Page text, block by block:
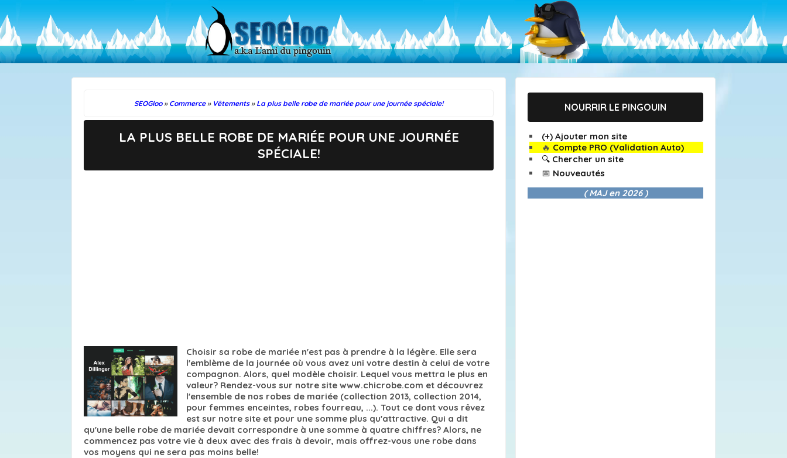
SEOGloo » Commerce » Vêtements » La plus belle robe de mariée pour une journée spéciale!
LA PLUS BELLE ROBE DE MARIÉE POUR UNE JOURNÉE
SPÉCIALE!
Choisir sa robe de mariée n'est pas à prendre à la légère. Elle sera
l'emblème de la journée où vous avez uni votre destin à celui de votre
compagnon. Alors, quel modèle choisir. Lequel vous mettra le plus en
valeur? Rendez-vous sur notre site www.chicrobe.com et découvrez
l'ensemble de nos robes de mariée (collection 2013, collection 2014,
pour femmes enceintes, robes fourreau, ...). Tout ce dont vous rêvez
est sur notre site et pour une somme plus qu'attractive. Qui a dit
qu'une belle robe de mariée devait correspondre à une somme à quatre chiffres? Alors, ne
commencez pas votre vie à deux avec des frais à devoir, mais offrez-vous une robe dans
vos moyens qui ne sera pas moins belle!
NOURRIR LE PINGOUIN
(+) Ajouter mon site
🔥 Compte PRO (Validation Auto)
🔍 Chercher un site
📅 Nouveautés
( MAJ en 2026 )